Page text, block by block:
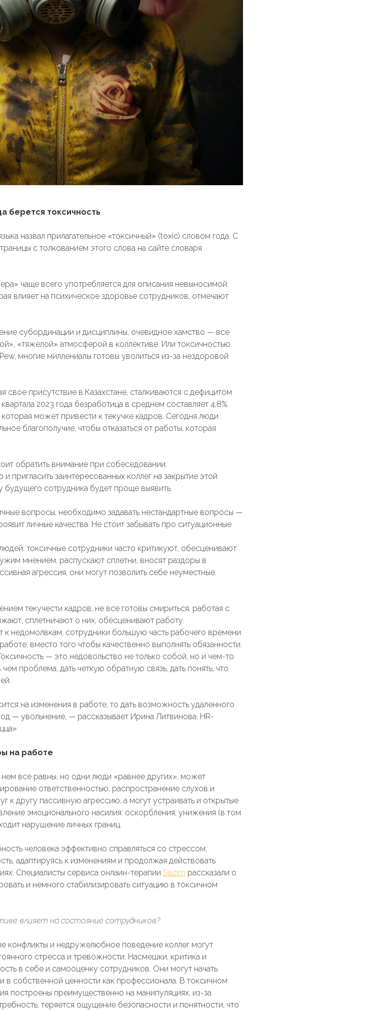
берется токсичность
назвал прилагательное «токсичный» (toxic) словом года. С
с толкованием этого слова на сайте словаря
чаще всего употребляется для описания невыносимой
влияет на психическое здоровье сотрудников, отмечают
субординации и дисциплины, очевидное хамство — все
«тяжелой» атмосферой в коллективе. Или токсичностью.
многие миллениалы готовы уволиться из-за нездоровой
присутствие в Казахстане, сталкиваются с дефицитом
2023 года безработица в среднем составляет 4,8%.
может привести к текучке кадров. Сегодня люди
благополучие, чтобы отказаться от работы, которая
обратить внимание при собеседовании:
пригласить заинтересованных коллег на закрытие этой
будущего сотрудника будет проще выявить.
вопросы, необходимо задавать нестандартные вопросы —
личные качества. Не стоит забывать про ситуационные
токсичные сотрудники часто критикуют, обесценивают
мнением, распускают сплетни, вносят раздоры в
агрессия, они могут позволить себе неуместные
текучести кадров, не все готовы смириться, работая с
сплетничают о них, обесценивают работу.
к недомолвкам, сотрудники большую часть рабочего времени
вместо того чтобы качественно выполнять обязанности.
— это недовольство не только собой, но и чем-то
проблема, дать четкую обратную связь, дать понять, что
на изменения в работе, то дать возможность удаленного
— увольнение, — рассказывает Ирина Литвинова, HR-
на работе
нем все равны, но одни люди «равнее других», может
ответственностью, распространение слухов и
к другу пассивную агрессию, а могут устраивать и открытые
эмоционального насилия: оскорбления, унижения (в том
нарушение личных границ.
человека эффективно справляться со стрессом,
адаптируясь к изменениям и продолжая действовать
Специалисты сервиса онлаин-терапии Sezim рассказали о
и немного стабилизировать ситуацию в токсичном
влияет на состояние сотрудников?
конфликты и недружелюбное поведение коллег могут
стресса и тревожности. Насмешки, критика и
в себе и самооценку сотрудников. Они могут начать
в собственной ценности как профессионала. В токсичном
построены преимущественно на манипуляциях, из-за
теряется ощущение безопасности и понятности, что